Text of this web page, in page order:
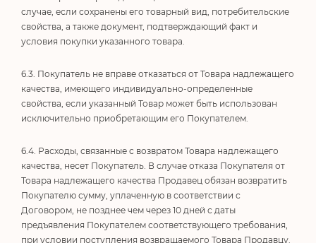
случае, если сохранены его товарный вид, потребительские
свойства, а также документ, подтверждающий факт и
условия покупки указанного товара.
6.3. Покупатель не вправе отказаться от Товара надлежащего
качества, имеющего индивидуально-определенные
свойства, если указанный Товар может быть использован
исключительно приобретающим его Покупателем.
6.4. Расходы, связанные с возвратом Товара надлежащего
качества, несет Покупатель. В случае отказа Покупателя от
Товара надлежащего качества Продавец обязан возвратить
Покупателю сумму, уплаченную в соответствии с
Договором, не позднее чем через 10 дней с даты
предъявления Покупателем соответствующего требования,
при условии поступления возвращаемого Товара Продавцу.